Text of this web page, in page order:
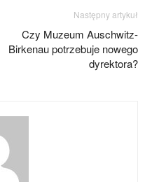
Następny artykuł
Czy Muzeum Auschwitz-
Birkenau potrzebuje nowego
dyrektora?